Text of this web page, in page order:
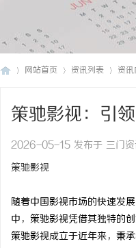
网站首页 资讯列表 资
策驰影视：引
2026-05-15 发布于 三门资
策驰影视
随着中国影视市场的快速发
中，策驰影视凭借其独特的
策驰影视成立于近年来，秉